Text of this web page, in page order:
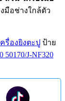
มือช่างใกล้ตัว
ครื่องยิงตะปู ป้าย
J-NF320